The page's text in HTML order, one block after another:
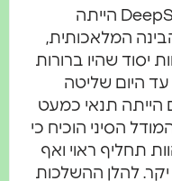
השפעת החשיפה של DeepSeek-R1 הייתה
המלאכותית,
יסוד שהיו ברורות
עד היום שליטה
הייתה תנאי כמעט
הסיני הוכיח כי
תחליף ראוי ואף
להלן ההשלכות